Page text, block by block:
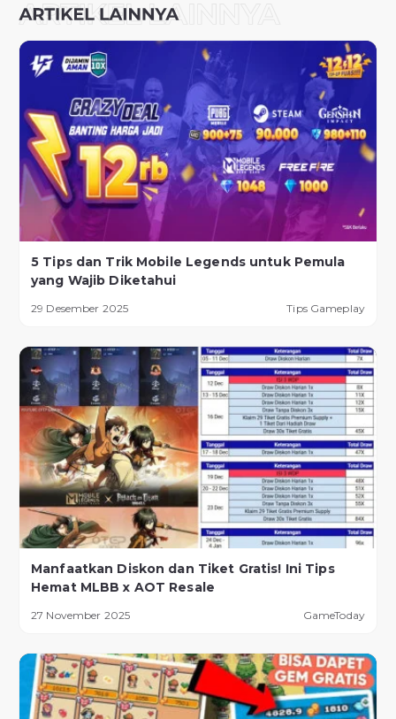
5 Tips dan Trik Mobile Legends untuk Pemula
yang Wajib Diketahui
29 Desember 2025 Tips Gameplay
Manfaatkan Diskon dan Tiket Gratis! Ini Tips
Hemat MLBB x AOT Resale
27 November 2025 GameToday